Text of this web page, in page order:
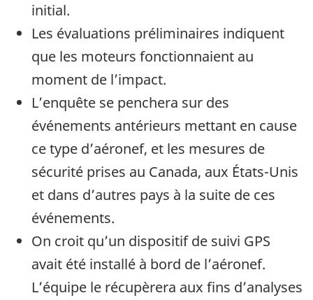
initial.
Les évaluations préliminaires indiquent
que les moteurs fonctionnaient au
moment de l’impact.
L’enquête se penchera sur des
événements antérieurs mettant en cause
ce type d’aéronef, et les mesures de
sécurité prises au Canada, aux États-Unis
et dans d’autres pays à la suite de ces
événements.
On croit qu’un dispositif de suivi GPS
avait été installé à bord de l’aéronef.
L’équipe le récupèrera aux fins d’analyses